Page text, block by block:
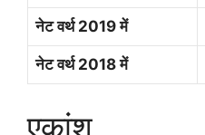
नेट वर्थ 2019 में
नेट वर्थ 2018 में
एकांश